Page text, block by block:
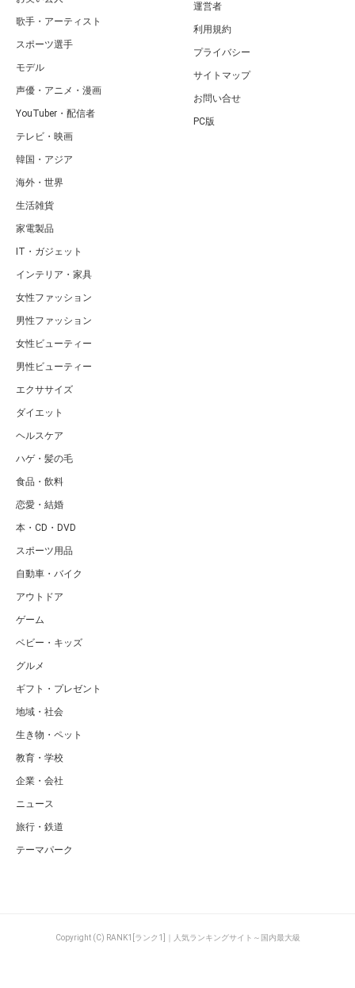
歌手・アーティスト
スポーツ選手
モデル
声優・アニメ・漫画
YouTuber・配信者
テレビ・映画
韓国・アジア
海外・世界
生活雑貨
家電製品
IT・ガジェット
インテリア・家具
女性ファッション
男性ファッション
女性ビューティー
男性ビューティー
エクササイズ
ダイエット
ヘルスケア
ハゲ・髪の毛
食品・飲料
恋愛・結婚
本・CD・DVD
スポーツ用品
自動車・バイク
アウトドア
ゲーム
ベビー・キッズ
グルメ
ギフト・プレゼント
地域・社会
生き物・ペット
教育・学校
企業・会社
ニュース
旅行・鉄道
テーマパーク
運営者
利用規約
プライバシー
サイトマップ
お問い合せ
PC版
Copyright (C) RANK1[ランク1]｜人気ランキングサイト～国内最大級